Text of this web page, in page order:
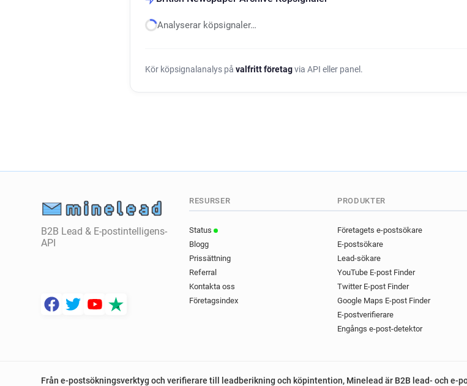
Analyserar köpsignaler…
Kör köpsignalanalys på valfritt företagvia API eller panel.
B2B Lead & E-postintelligens-
API
RESURSER
Status
Blogg
Prissättning
Referral
Kontakta oss
Företagsindex
PRODUKTER
Företagets e-postsökare
E-postsökare
Lead-sökare
YouTube E-post Finder
Twitter E-post Finder
Google Maps E-post Finder
E-postverifierare
Engångs e-post-detektor
Från e-postsökningsverktyg och verifierare till leadberikning och köpintention, Minelead är B2B lead- och e-